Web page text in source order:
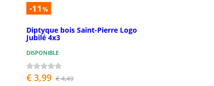
-11 %
Diptyque bois Saint-Pierre Logo
Jubilé 4x3
DISPONIBLE
€ 3,99 € 4,49